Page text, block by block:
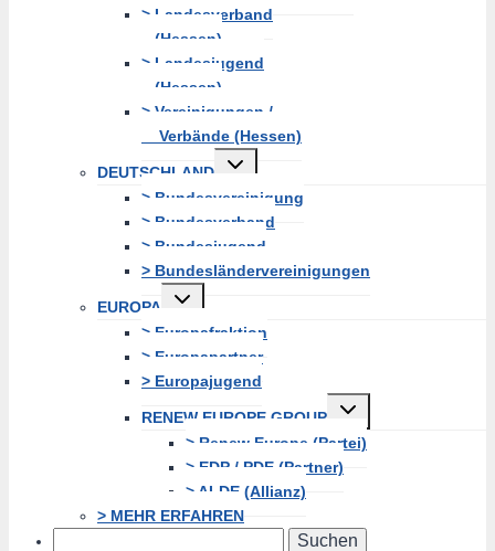
> Landesverband
(Hessen)
> Landesjugend
(Hessen)
> Vereinigungen /
Verbände (Hessen)
DEUTSCHLAND
Untermenü
erweitern
> Bundesvereinigung
> Bundesverband
> Bundesjugend
> Bundesländervereinigungen
EUROPA
Untermenü
erweitern
> Europafraktion
> Europapartner
> Europajugend
RENEW EUROPE GROUP
Untermenü
erweitern
> Renew Europe (Partei)
> EDP / PDE (Partner)
> ALDE (Allianz)
> MEHR ERFAHREN